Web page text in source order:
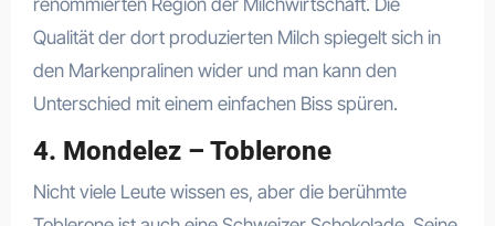
Qualität der dort produzierten Milch spiegelt sich in
den Markenpralinen wider und man kann den
Unterschied mit einem einfachen Biss spüren.
4. Mondelez – Toblerone
Nicht viele Leute wissen es, aber die berühmte